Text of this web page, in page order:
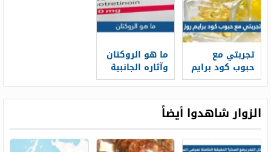
تجربتي مع
حبوب كود برايم
روز
ما هو الروكتان
وآثاره الجانبية
الزوار شاهدوا أيضاً